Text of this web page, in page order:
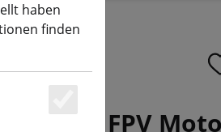
2207.5 FPV
haben
finden
Essenziell